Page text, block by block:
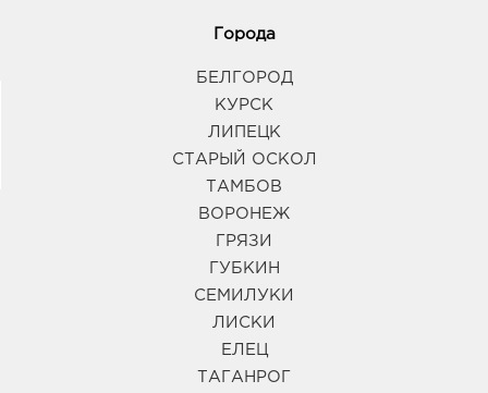
Города
БЕЛГОРОД
КУРСК
ЛИПЕЦК
СТАРЫЙ ОСКОЛ
ТАМБОВ
ВОРОНЕЖ
ГРЯЗИ
ГУБКИН
СЕМИЛУКИ
ЛИСКИ
ЕЛЕЦ
ТАГАНРОГ